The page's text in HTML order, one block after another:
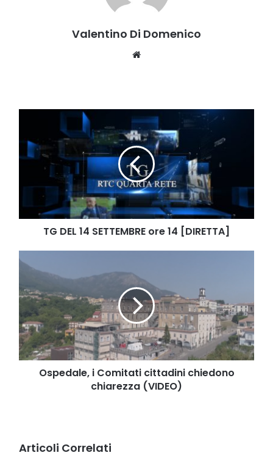
Valentino Di Domenico
14
SETTEMBRE
[DIRETTA]
TG DEL 14 SETTEMBRE ore 14 [DIRETTA]
Ospedale,
Comitati
cittadini
chiedono
chiarezza
(VIDEO)
Ospedale, i Comitati cittadini chiedono
chiarezza (VIDEO)
Articoli Correlati